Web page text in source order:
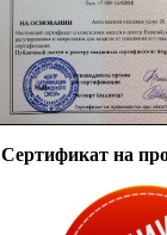
Сертификат на